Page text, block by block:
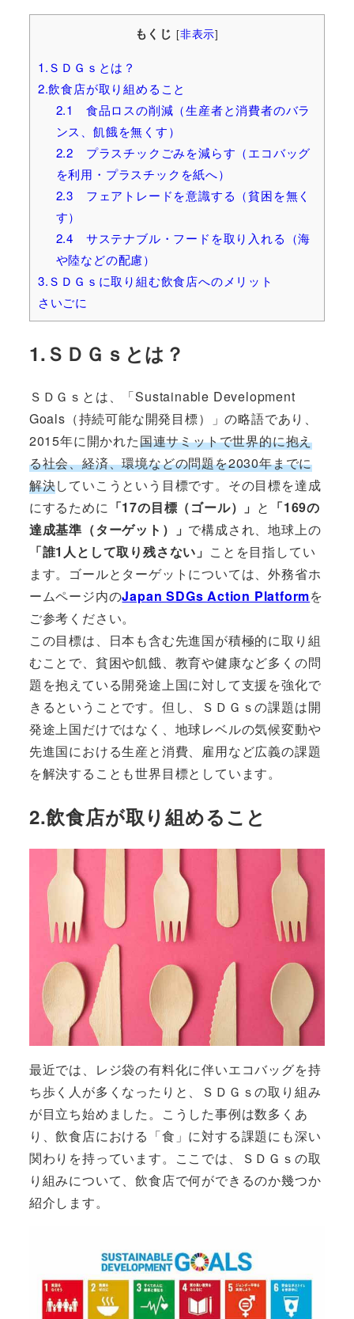
もくじ [非表示]
1.ＳＤＧｓとは？
2.飲食店が取り組めること
2.1 食品ロスの削減（生産者と消費者のバラ
ンス、飢餓を無くす）
2.2 プラスチックごみを減らす（エコバッグ
を利用・プラスチックを紙へ）
2.3 フェアトレードを意識する（貧困を無く
す）
2.4 サステナブル・フードを取り入れる（海
や陸などの配慮）
3.ＳＤＧｓに取り組む飲食店へのメリット
さいごに
1.ＳＤＧｓとは？
ＳＤＧｓとは、「Sustainable Development
Goals（持続可能な開発目標）」の略語であり、
2015年に開かれた国連サミットで世界的に抱え
る社会、経済、環境などの問題を2030年までに
解決していこうという目標です。その目標を達成
にするために 「17の目標（ゴール）」 と 「169の
達成基準（ターゲット）」 で構成され、地球上の
「誰1人として取り残さない」 ことを目指してい
ます。ゴールとターゲットについては、外務省ホ
ームページ内のJapan SDGs Action Platformを
ご参考ください。
この目標は、日本も含む先進国が積極的に取り組
むことで、貧困や飢餓、教育や健康など多くの問
題を抱えている開発途上国に対して支援を強化で
きるということです。但し、ＳＤＧｓの課題は開
発途上国だけではなく、地球レベルの気候変動や
先進国における生産と消費、雇用など広義の課題
を解決することも世界目標としています。
2.飲食店が取り組めること
最近では、レジ袋の有料化に伴いエコバッグを持
ち歩く人が多くなったりと、ＳＤＧｓの取り組み
が目立ち始めました。こうした事例は数多くあ
り、飲食店における「食」に対する課題にも深い
関わりを持っています。ここでは、ＳＤＧｓの取
り組みについて、飲食店で何ができるのか幾つか
紹介します。